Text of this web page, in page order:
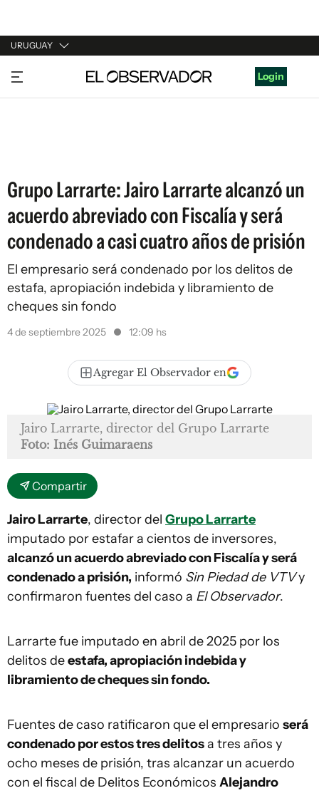
URUGUAY
URUGUAY
ARGENTINA
Login
Grupo Larrarte: Jairo Larrarte alcanzó un
acuerdo abreviado con Fiscalía y será
condenado a casi cuatro años de prisión
El empresario será condenado por los delitos de
estafa, apropiación indebida y libramiento de
cheques sin fondo
4 de septiembre 2025 12:09 hs
Agregar El Observador en
Jairo Larrarte, director del Grupo Larrarte
Foto: Inés Guimaraens
Compartir
Jairo Larrarte, director del Grupo Larrarte
imputado por estafar a cientos de inversores,
alcanzó un acuerdo abreviado con Fiscalía y será
condenado a prisión, informó Sin Piedad de VTVy
confirmaron fuentes del caso a El Observador.
Larrarte fue imputado en abril de 2025 por los
delitos deestafa, apropiación indebida y
libramiento de cheques sin fondo.
Fuentes de caso ratificaron que el empresario será
condenado por estos tres delitosa tres años y
ocho meses de prisión, tras alcanzar un acuerdo
con el fiscal de Delitos Económicos Alejandro